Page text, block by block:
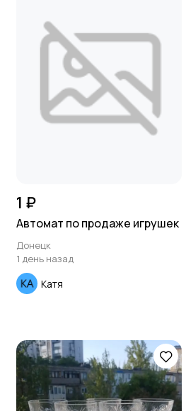
1 ₽
Автомат по продаже игрушек
Донецк
1 день назад
Катя